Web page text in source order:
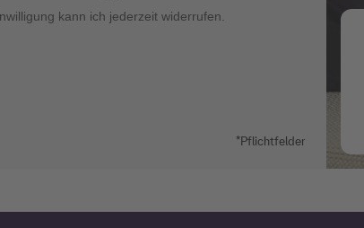
kann ich jederzeit widerrufen.
*Pflichtfelder